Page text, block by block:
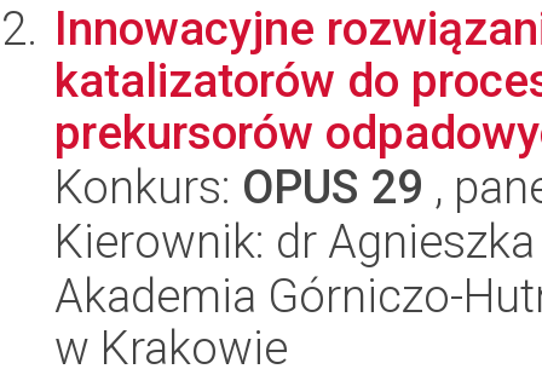
Innowacyjne
katalizatorów do
prekursorów
Konkurs: OPUS 29 ,
Kierownik: dr
Akademia Górniczo-
w Krakowie